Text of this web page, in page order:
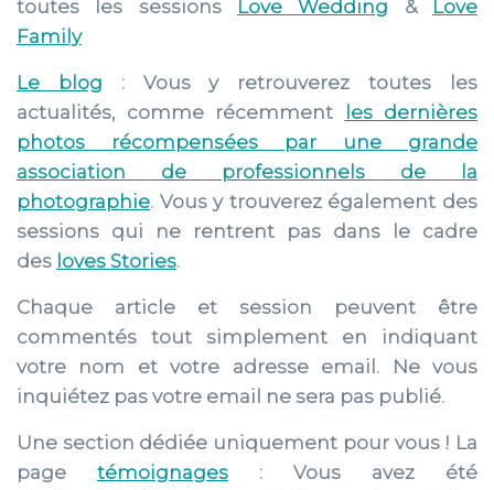
toutes les sessions Love Wedding & Love
Family
Le blog : Vous y retrouverez toutes les
actualités, comme récemment
les dernières
photos récompensées par une grande
association de professionnels de la
photographie. Vous y trouverez également des
sessions qui ne rentrent pas dans le cadre
des loves Stories.
Chaque article et session peuvent être
commentés tout simplement en indiquant
votre nom et votre adresse email. Ne vous
inquiétez pas votre email ne sera pas publié.
Une section dédiée uniquement pour vous ! La
page témoignages : Vous avez été